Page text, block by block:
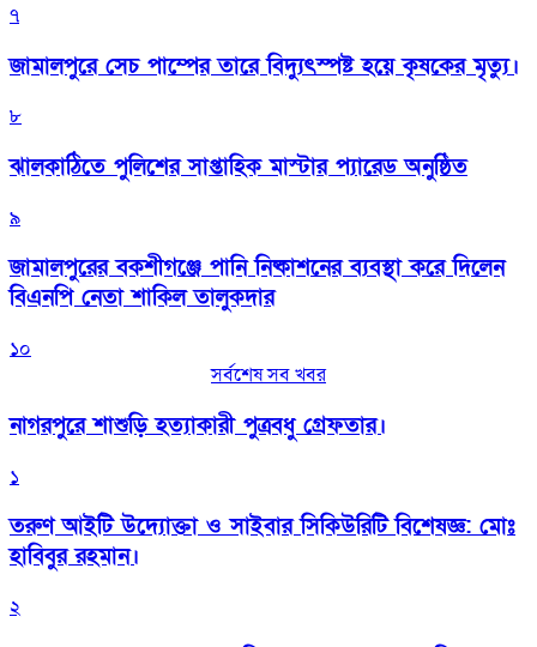
৭
জামালপুরে সেচ পাম্পের তারে বিদ্যুৎস্পষ্ট হয়ে কৃষকের মৃত্যু।
৮
‎ঝালকাঠিতে পুলিশের সাপ্তাহিক মাস্টার প্যারেড অনুষ্ঠিত
৯
জামালপুরের বকশীগঞ্জে পানি নিষ্কাশনের ব্যবস্থা করে দিলেন
বিএনপি নেতা শাকিল তালুকদার
১০
সর্বশেষ সব খবর
নাগরপুরে শাশুড়ি হত্যাকারী পুত্রবধু গ্রেফতার।
১
তরুণ আইটি উদ্যোক্তা ও সাইবার সিকিউরিটি বিশেষজ্ঞ: মোঃ
হাবিবুর রহমান।
২